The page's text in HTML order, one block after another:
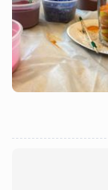
Назад